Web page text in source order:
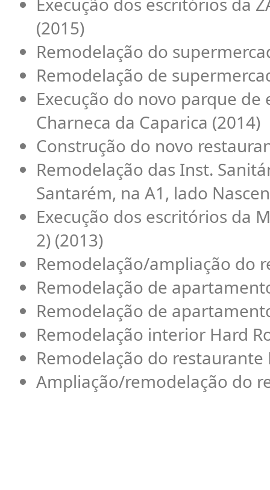
(2015)
Remodelação do
Remodelação de
Execução do novo parque
Charneca da Caparica (2014)
Construção do novo
Remodelação das Inst.
Santarém, na A1, lado
Execução dos escritórios da
2) (2013)
Remodelação/ampliação do
Remodelação de
Remodelação de
Remodelação interior Hard
Remodelação do restaurante
Ampliação/remodelação do